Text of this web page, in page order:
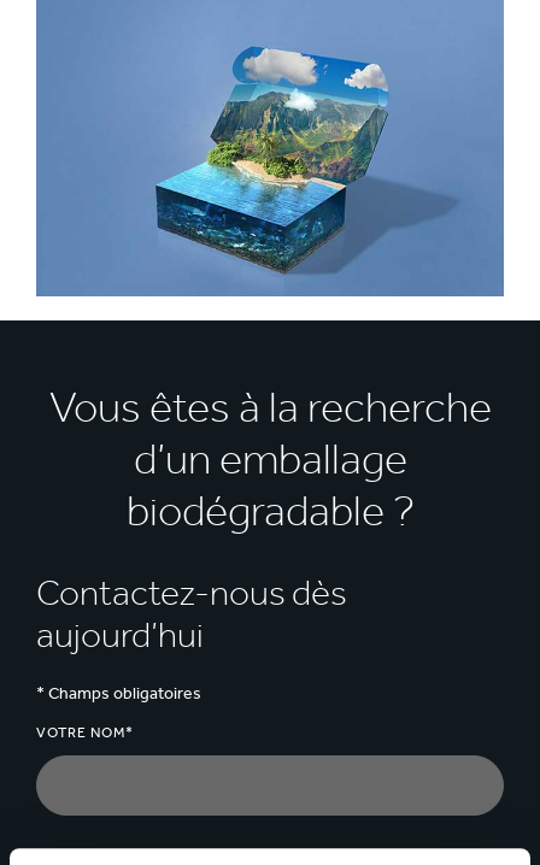
Vous êtes à la recherche
d’un emballage
biodégradable ?
Contactez-nous dès
aujourd’hui
* Champs obligatoires
VOTRE NOM*